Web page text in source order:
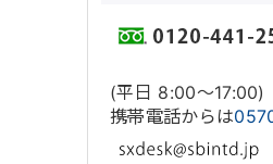
(平日 8:00〜17:00)
携帯電話からは